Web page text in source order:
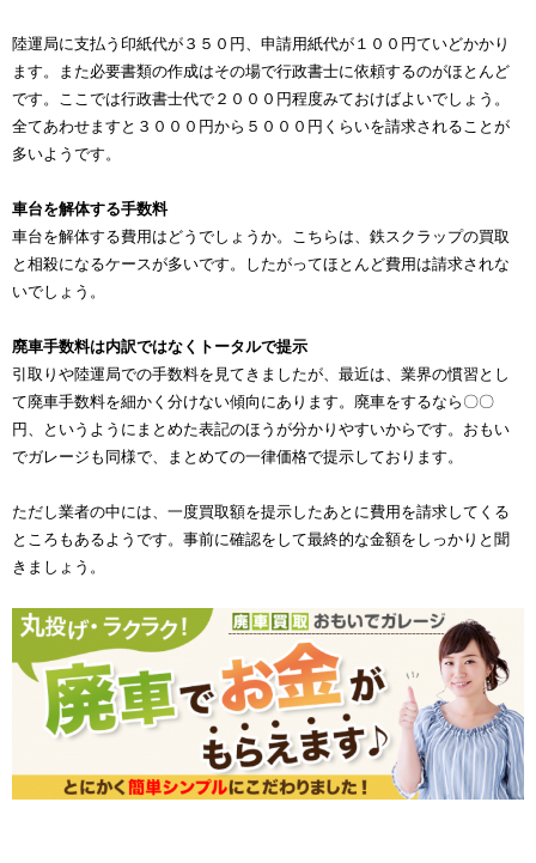
陸運局に支払う印紙代が３５０円、申請用紙代が１００円ていどかかり
ます。また必要書類の作成はその場で行政書士に依頼するのがほとんど
です。ここでは行政書士代で２０００円程度みておけばよいでしょう。
全てあわせますと３０００円から５０００円くらいを請求されることが
多いようです。
車台を解体する手数料
車台を解体する費用はどうでしょうか。こちらは、鉄スクラップの買取
と相殺になるケースが多いです。したがってほとんど費用は請求されな
いでしょう。
廃車手数料は内訳ではなくトータルで提示
引取りや陸運局での手数料を見てきましたが、最近は、業界の慣習とし
て廃車手数料を細かく分けない傾向にあります。廃車をするなら〇〇
円、というようにまとめた表記のほうが分かりやすいからです。おもい
でガレージも同様で、まとめての一律価格で提示しております。
ただし業者の中には、一度買取額を提示したあとに費用を請求してくる
ところもあるようです。事前に確認をして最終的な金額をしっかりと聞
きましょう。